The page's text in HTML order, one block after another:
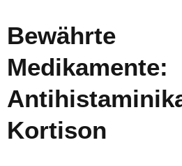
Bewährte
Medikamente:
Kortison